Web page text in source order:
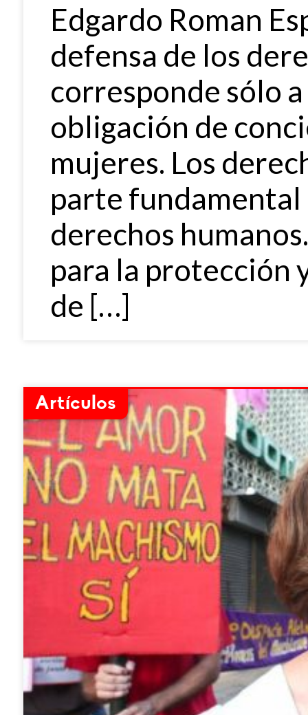
Edgardo Roman
defensa de los
corresponde sólo
obligación de
mujeres. Los
parte fundamental
derechos
para la protección
de […]
Artículos